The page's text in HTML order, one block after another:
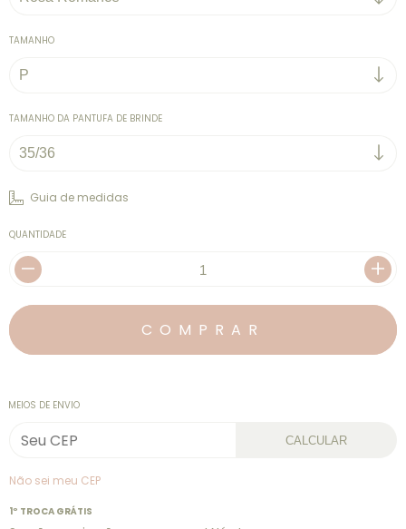
TAMANHO
TAMANHO DA PANTUFA DE BRINDE
Guia de medidas
QUANTIDADE
MEIOS DE ENVIO
CALCULAR
Não sei meu CEP
1º TROCA GRÁTIS